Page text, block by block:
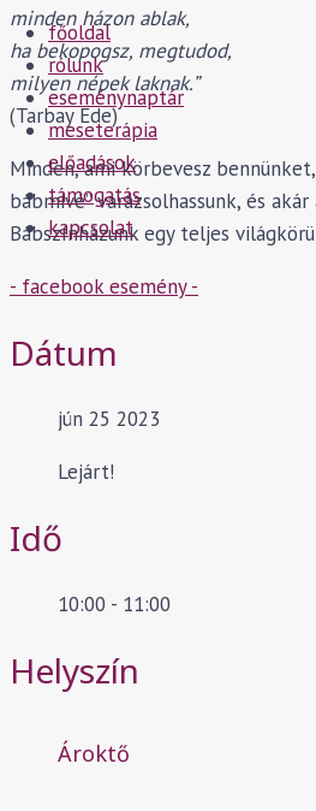
főoldal
rólunk
eseménynaptár
meseterápia
előadások
támogatás
kapcsolat
minden házon ablak,
ha bekopogsz, megtudod,
milyen népek laknak.”
(Tarbay Ede)
Minden, ami körbevesz
bábmivé” varázsolhassunk, és
Bábszínházunk egy teljes
- facebook esemény -
Dátum
jún 25 2023
Lejárt!
Idő
10:00 - 11:00
Helyszín
Ároktő